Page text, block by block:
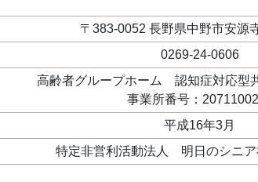
〒383-0052 長野県中野市安源
0269-24-0606
高齢者グループホーム 認知症対応型
事業所番号：
平成16年3月
特定非営利活動法人 明日のシニア